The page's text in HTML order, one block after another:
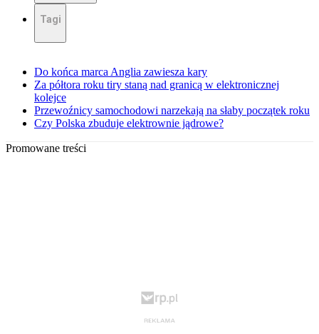
Tagi
Do końca marca Anglia zawiesza kary
Za półtora roku tiry staną nad granicą w elektronicznej
kolejce
Przewoźnicy samochodowi narzekają na słaby początek roku
Czy Polska zbuduje elektrownie jądrowe?
Promowane treści